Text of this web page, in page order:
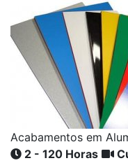
Acabamentos em
2 - 120 Horas